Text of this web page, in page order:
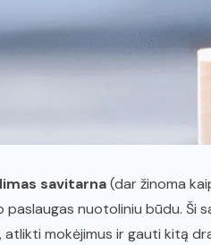
savitarna(dar žinoma
paslaugas nuotoliniu būdu. Ši
atlikti mokėjimus ir gauti kitą